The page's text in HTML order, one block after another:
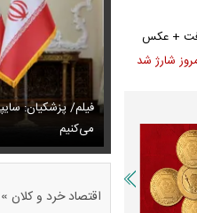
قحطی
فیلم/ پزشکیان:
می‌کنیم
شد عکس دیده‌نشده
اقتصاد خرد و کلان
+ عکس